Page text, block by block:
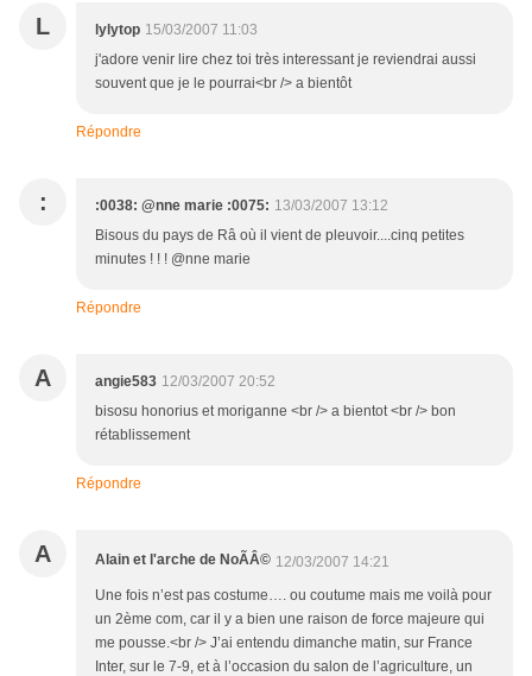
L lylytop 15/03/2007 11:03
j'adore venir lire chez toi très interessant je reviendrai aussi
souvent que je le pourrai<br /> a bientôt
Répondre
: :0038: @nne marie :0075: 13/03/2007 13:12
Bisous du pays de Râ où il vient de pleuvoir....cinq petites
minutes ! ! ! @nne marie
Répondre
A angie583 12/03/2007 20:52
bisosu honorius et moriganne <br /> a bientot <br /> bon
rétablissement
Répondre
A Alain et l'arche de NoÃÂ© 12/03/2007 14:21
Une fois n’est pas costume…. ou coutume mais me voilà pour
un 2ème com, car il y a bien une raison de force majeure qui
me pousse.<br /> J’ai entendu dimanche matin, sur France
Inter, sur le 7-9, et à l’occasion du salon de l’agriculture, un